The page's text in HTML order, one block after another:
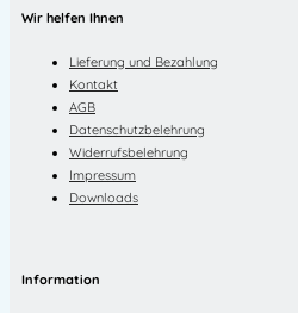
Wir helfen Ihnen
Lieferung und Bezahlung
Kontakt
AGB
Datenschutzbelehrung
Widerrufsbelehrung
Impressum
Downloads
Information